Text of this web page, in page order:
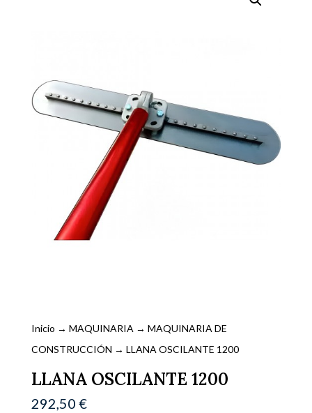
Inicio → MAQUINARIA → MAQUINARIA DE
CONSTRUCCIÓN → LLANA OSCILANTE 1200
LLANA OSCILANTE 1200
292,50 €